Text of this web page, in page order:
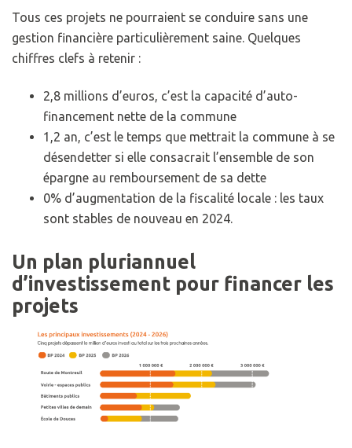
Tous ces projets ne pourraient se conduire sans une
gestion financière particulièrement saine. Quelques
chiffres clefs à retenir :
2,8 millions d’euros, c’est la capacité d’auto-
financement nette de la commune
1,2 an, c’est le temps que mettrait la commune à se
désendetter si elle consacrait l’ensemble de son
épargne au remboursement de sa dette
0% d’augmentation de la fiscalité locale : les taux
sont stables de nouveau en 2024.
Un plan pluriannuel
d’investissement pour financer les
projets